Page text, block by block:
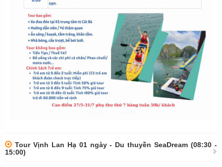
Tour Vịnh Lan Hạ 01 ngày - Du thuyền SeaDream (08:30 -
15:00)